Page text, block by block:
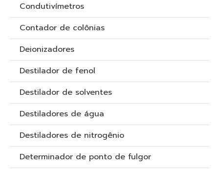
Condutivímetros
Contador de colônias
Deionizadores
Destilador de fenol
Destilador de solventes
Destiladores de água
Destiladores de nitrogênio
Determinador de ponto de fulgor